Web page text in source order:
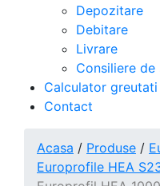
Depozitare
Debitare
Livrare
Consiliere
Calculator greutati
Contact
Acasa / Produse /
Europrofile HEA